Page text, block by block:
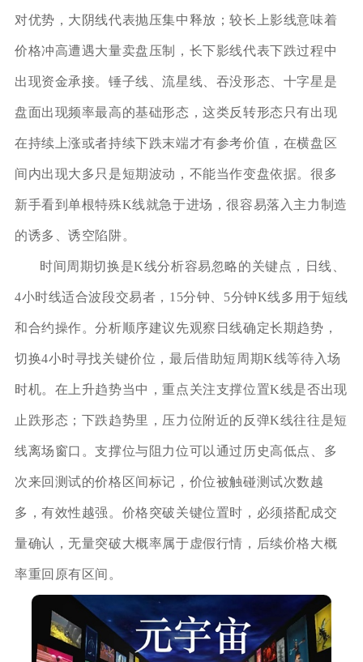
对优势，大阴线代表抛压集中释放；较长上影线意味着
价格冲高遭遇大量卖盘压制，长下影线代表下跌过程中
出现资金承接。锤子线、流星线、吞没形态、十字星是
盘面出现频率最高的基础形态，这类反转形态只有出现
在持续上涨或者持续下跌末端才有参考价值，在横盘区
间内出现大多只是短期波动，不能当作变盘依据。很多
新手看到单根特殊K线就急于进场，很容易落入主力制造
的诱多、诱空陷阱。
时间周期切换是K线分析容易忽略的关键点，日线、
4小时线适合波段交易者，15分钟、5分钟K线多用于短线
和合约操作。分析顺序建议先观察日线确定长期趋势，
切换4小时寻找关键价位，最后借助短周期K线等待入场
时机。在上升趋势当中，重点关注支撑位置K线是否出现
止跌形态；下跌趋势里，压力位附近的反弹K线往往是短
线离场窗口。支撑位与阻力位可以通过历史高低点、多
次来回测试的价格区间标记，价位被触碰测试次数越
多，有效性越强。价格突破关键位置时，必须搭配成交
量确认，无量突破大概率属于虚假行情，后续价格大概
率重回原有区间。